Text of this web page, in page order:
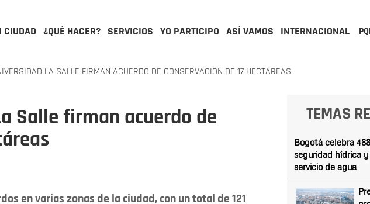
CIUDAD ¿QUÉ HACER? SERVICIOS YO PARTICIPO ASÍ VAMOS INTERNACIONAL
LA SALLE FIRMAN ACUERDO DE CONSERVACIÓN DE 17 HECTÁREAS
Salle firman acuerdo de
en varias zonas de la ciudad, con un total de 121
TEMAS
Bogotá celebra
seguridad hídrica
servicio de agua